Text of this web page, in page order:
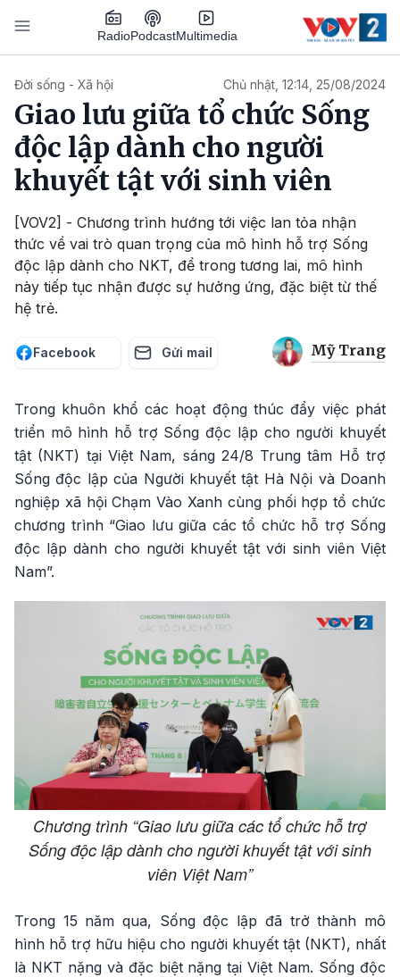
Nhảy đến nội dung
RadioPodcastMultimedia
Đời sống - Xã hội Chủ nhật, 12:14, 25/08/2024
Giao lưu giữa tổ chức Sống
độc lập dành cho người
khuyết tật với sinh viên
[VOV2] - Chương trình hướng tới việc lan tỏa nhận
thức về vai trò quan trọng của mô hình hỗ trợ Sống
độc lập dành cho NKT, để trong tương lai, mô hình
này tiếp tục nhận được sự hưởng ứng, đặc biệt từ thế
hệ trẻ.
Facebook Gửi mail Mỹ Trang
Trong khuôn khổ các hoạt động thúc đẩy việc phát
triển mô hình hỗ trợ Sống độc lập cho người khuyết
tật (NKT) tại Việt Nam, sáng 24/8 Trung tâm Hỗ trợ
Sống độc lập của Người khuyết tật Hà Nội và Doanh
nghiệp xã hội Chạm Vào Xanh cùng phối hợp tổ chức
chương trình “Giao lưu giữa các tổ chức hỗ trợ Sống
độc lập dành cho người khuyết tật với sinh viên Việt
Nam”.
Chương trình “Giao lưu giữa các tổ chức hỗ trợ
Sống độc lập dành cho người khuyết tật với sinh
viên Việt Nam”
Trong 15 năm qua, Sống độc lập đã trở thành mô
hình hỗ trợ hữu hiệu cho người khuyết tật (NKT), nhất
là NKT nặng và đặc biệt nặng tại Việt Nam. Sống độc